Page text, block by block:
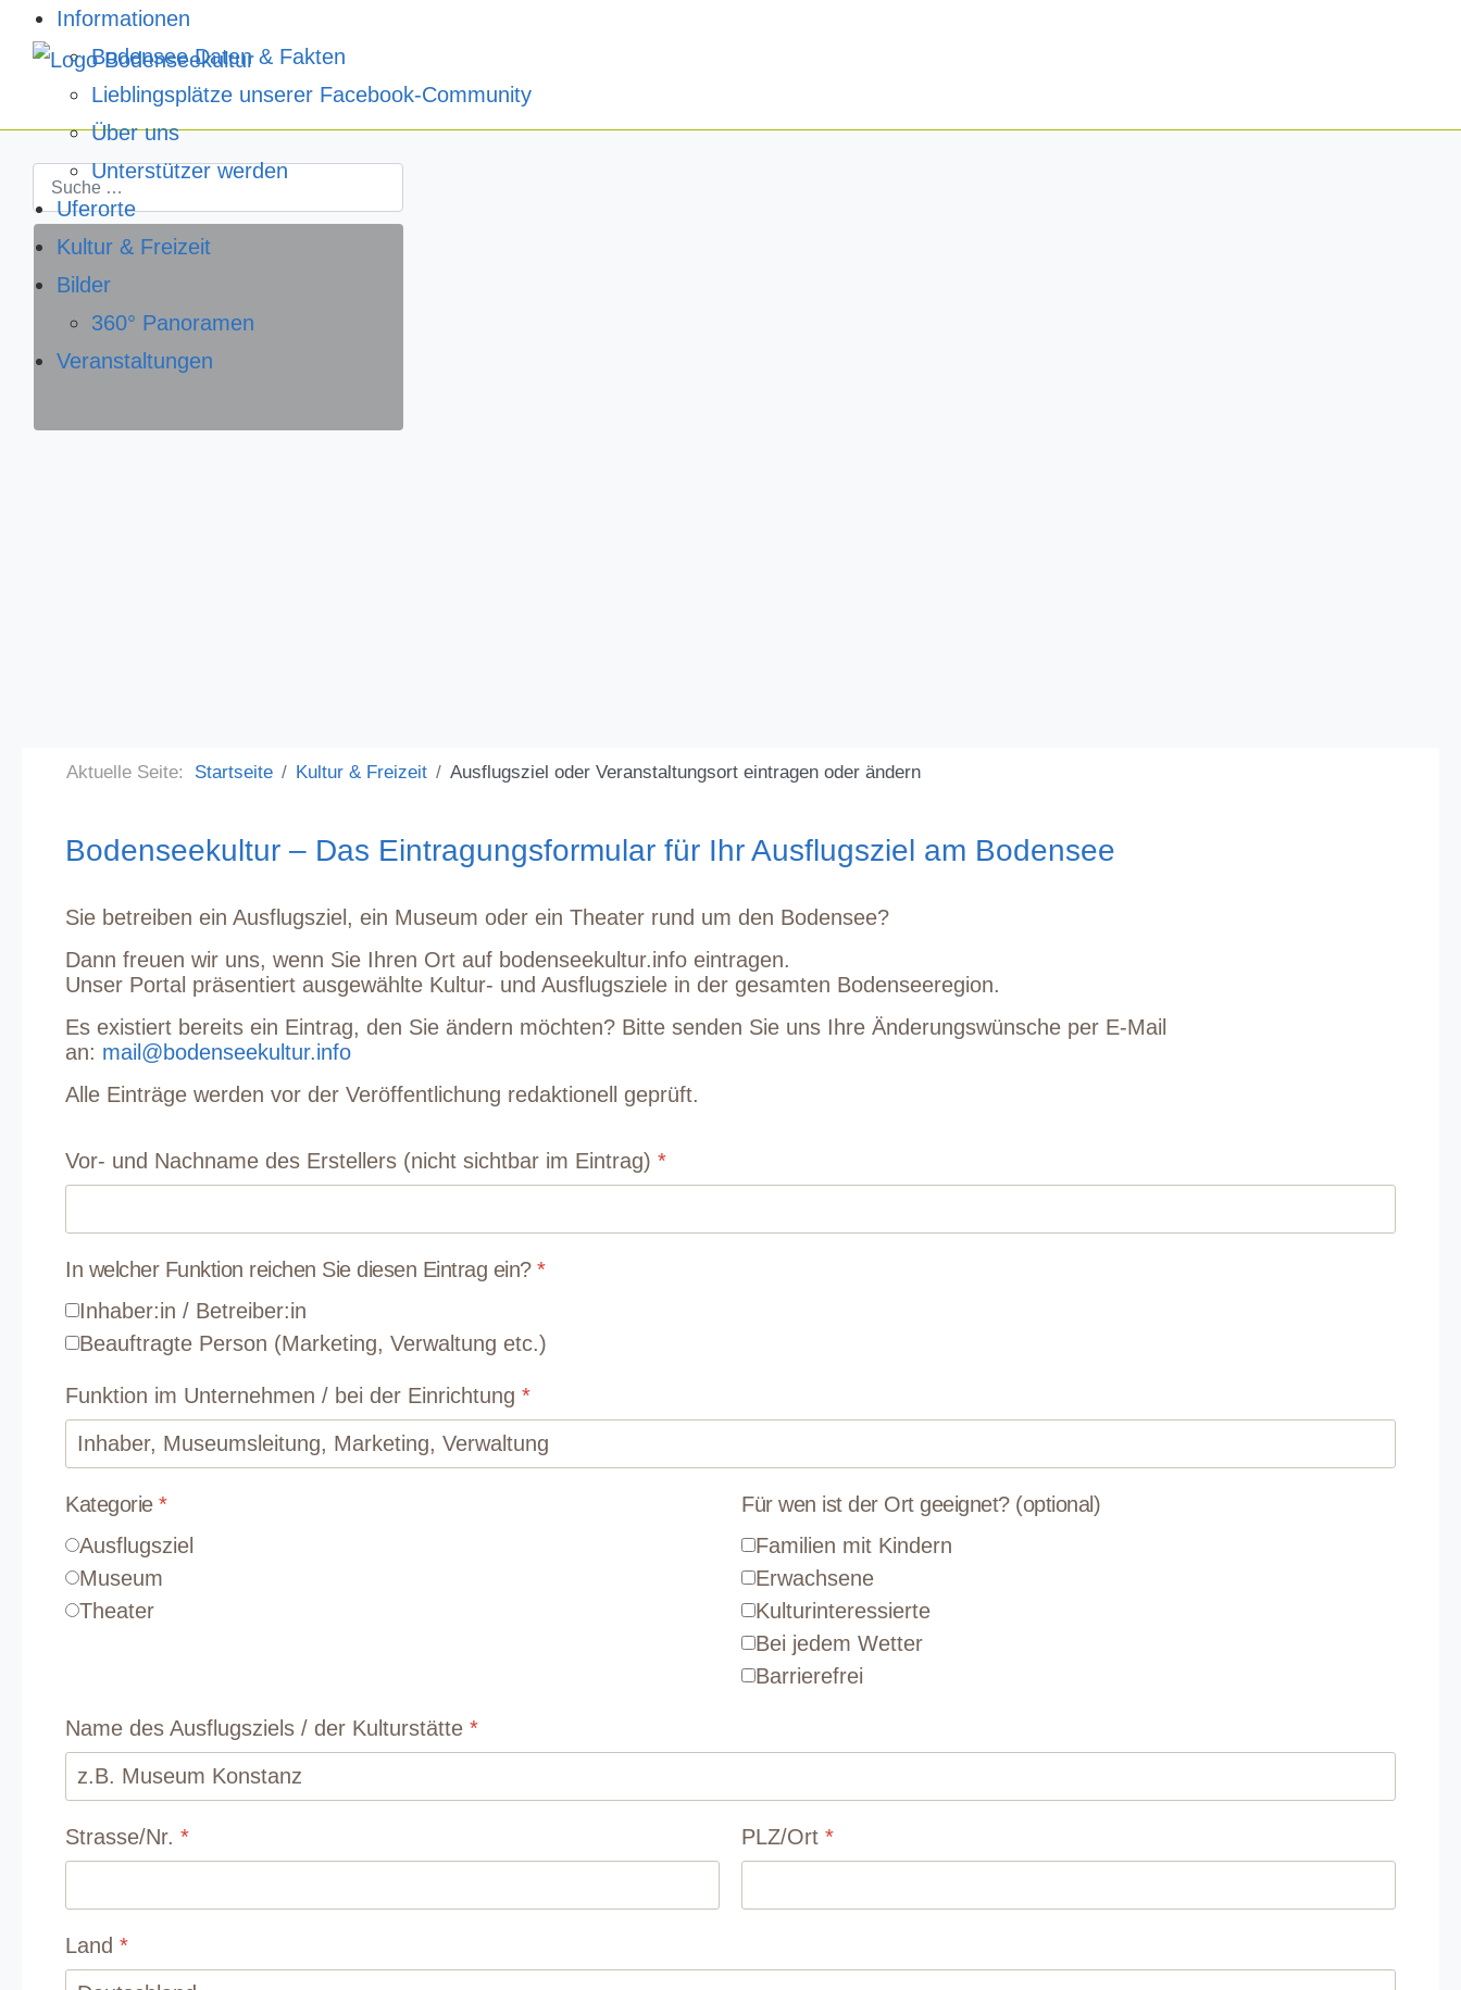
Informationen
Bodensee Daten & Fakten
Lieblingsplätze unserer Facebook-Community
Über uns
Unterstützer werden
Uferorte
Kultur & Freizeit
Bilder
360° Panoramen
Veranstaltungen
Schnellsuche
Aktuelle Seite: Startseite Kultur & Freizeit Ausflugsziel oder Veranstaltungsort eintragen oder ändern
Bodenseekultur – Das Eintragungsformular für Ihr Ausflugsziel am Bodensee
Sie betreiben ein Ausflugsziel, ein Museum oder ein Theater rund um den Bodensee?
Dann freuen wir uns, wenn Sie Ihren Ort auf bodenseekultur.info eintragen.
Unser Portal präsentiert ausgewählte Kultur- und Ausflugsziele in der gesamten Bodenseeregion.
Es existiert bereits ein Eintrag, den Sie ändern möchten? Bitte senden Sie uns Ihre Änderungswünsche per E-Mail
an: mail@bodenseekultur.info
Alle Einträge werden vor der Veröffentlichung redaktionell geprüft.
Vor- und Nachname des Erstellers (nicht sichtbar im Eintrag) *
In welcher Funktion reichen Sie diesen Eintrag ein? *
Inhaber:in / Betreiber:in
Beauftragte Person (Marketing, Verwaltung etc.)
Funktion im Unternehmen / bei der Einrichtung *
Kategorie *
Ausflugsziel
Museum
Theater
Für wen ist der Ort geeignet? (optional)
Familien mit Kindern
Erwachsene
Kulturinteressierte
Bei jedem Wetter
Barrierefrei
Name des Ausflugsziels / der Kulturstätte *
Strasse/Nr. * PLZ/Ort *
Land *